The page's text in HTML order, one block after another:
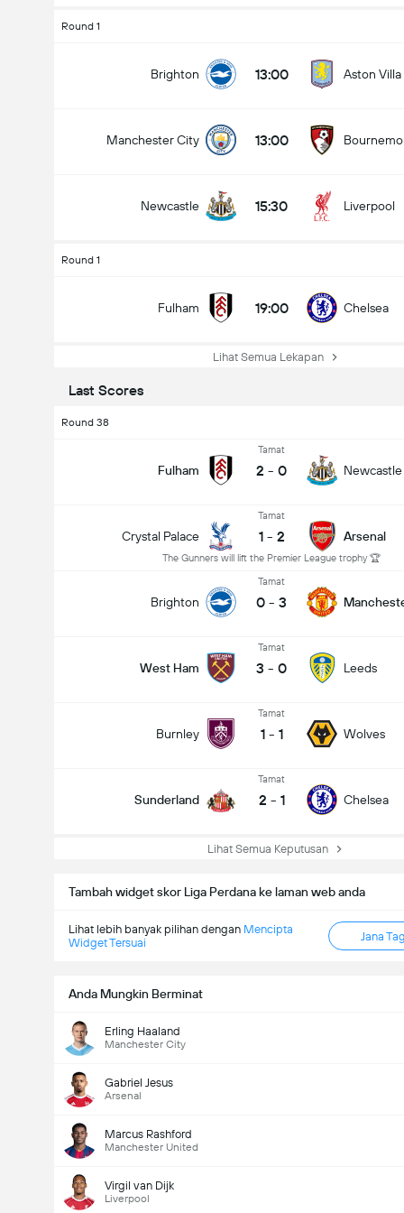
Round 1
Brighton 13:00 Aston Villa
Manchester City 13:00
Newcastle 15:30 Liverpool
Round 1
Fulham 19:00 Chelsea
Lihat Semua Lekapan
Last Scores
Round 38
Fulham
Tamat
2 - 0 Newcastle
Crystal Palace
Tamat
1 - 2
The Gunners will lift the Premier League trophy 🏆
Arsenal
Brighton
Tamat
0 - 3
West Ham
Tamat
3 - 0 Leeds
Burnley
Tamat
1 - 1 Wolves
Sunderland
Tamat
2 - 1 Chelsea
Lihat Semua Keputusan
Tambah widget skor Liga Perdana ke laman web anda
Lihat lebih banyak pilihan dengan Mencipta
Widget Tersuai
Jana
Anda Mungkin Berminat
Erling Haaland
Manchester City
Gabriel Jesus
Arsenal
Marcus Rashford
Manchester United
Virgil van Dijk
Liverpool